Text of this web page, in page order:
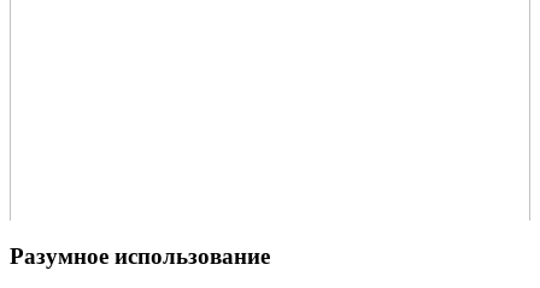
Разумное использование